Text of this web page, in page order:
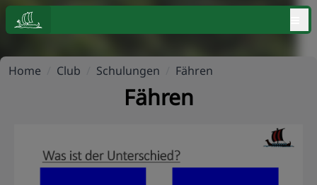
Home Club Schulungen Fähren
Fähren